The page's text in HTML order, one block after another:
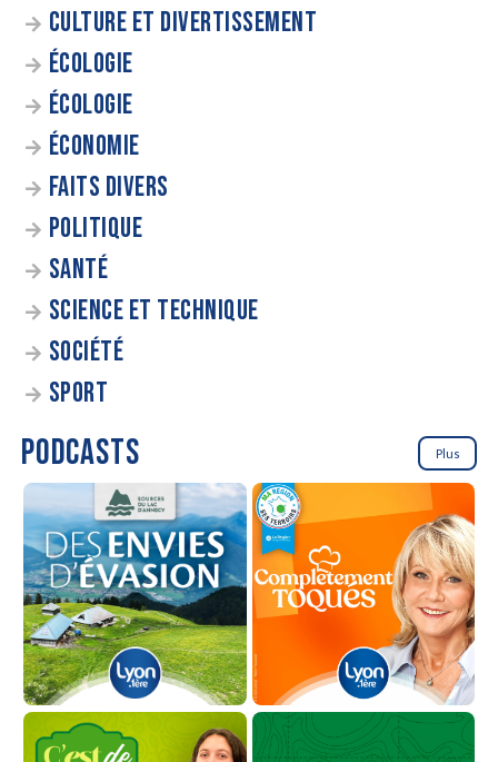
CULTURE ET DIVERTISSEMENT
ÉCOLOGIE
ÉCOLOGIE
ÉCONOMIE
FAITS DIVERS
POLITIQUE
SANTÉ
SCIENCE ET TECHNIQUE
SOCIÉTÉ
SPORT
PODCASTS Plus